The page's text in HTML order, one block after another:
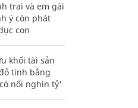
trai và em gái
ý còn phát
con
khối tài sản
tính bằng
nổi nghìn tỷ'